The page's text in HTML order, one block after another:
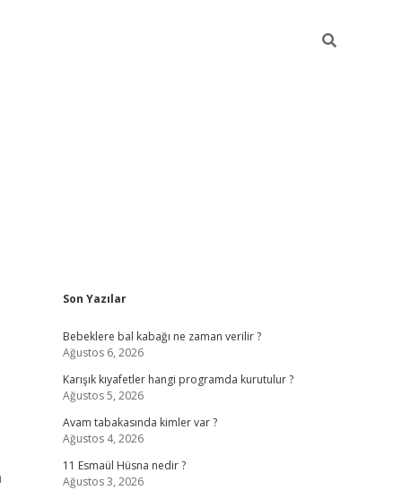
Sidebar
Son Yazılar
Bebeklere bal kabağı ne zaman verilir ?
Ağustos 6, 2026
Karışık kıyafetler hangi programda kurutulur ?
Ağustos 5, 2026
Avam tabakasında kimler var ?
Ağustos 4, 2026
11 Esmaül Hüsna nedir ?
Ağustos 3, 2026